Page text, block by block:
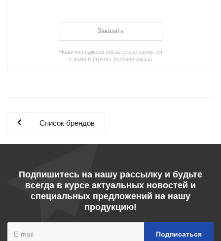
Заказать
Наши менеджеры обязательно свяжутся
с вами и уточнят условия заказа
Список брендов
Подпишитесь на нашу рассылку и будьте
всегда в курсе актуальных новостей и
специальных предложений на нашу
продукцию!